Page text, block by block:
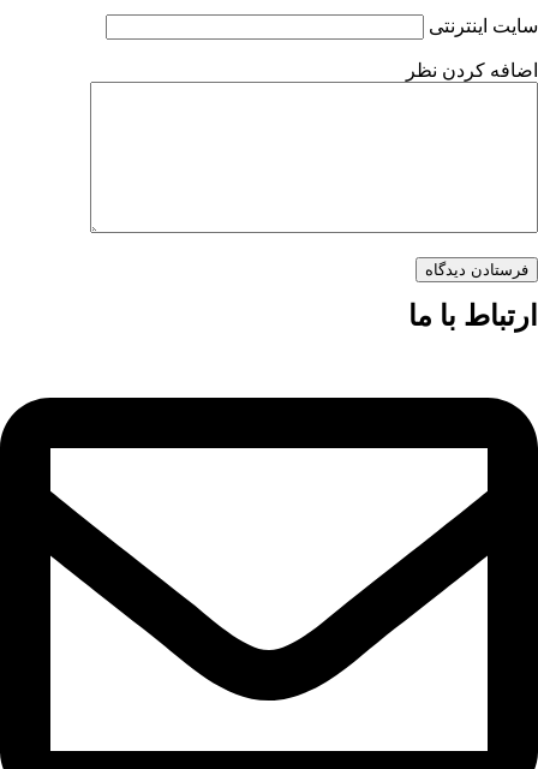
سایت اینترنتی
اضافه کردن نظر
فرستادن دیدگاه
ارتباط با ما